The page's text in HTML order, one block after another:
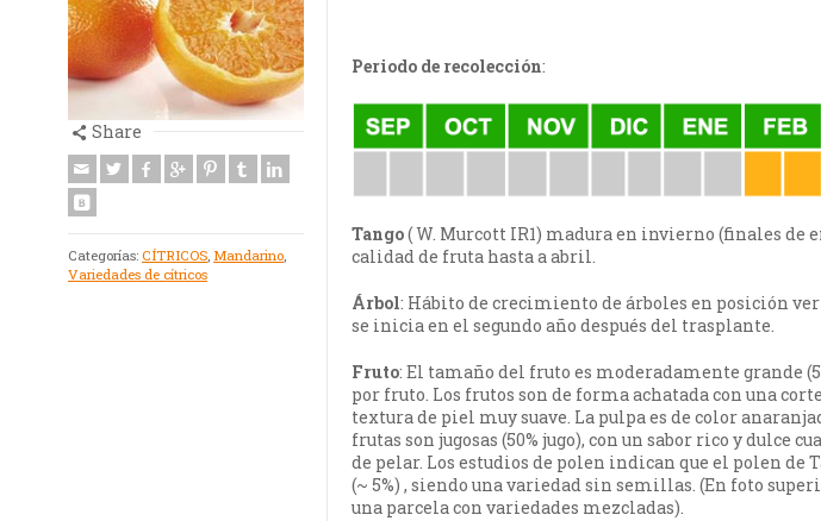
Share
Categorías: CÍTRICOS Mandarino
Variedades de cítricos
Periodo de recolección:
Tango( W. Murcott IR1) madura en invierno (finales de
calidad de fruta hasta a abril.
Árbol: Hábito de crecimiento de árboles en posición
se inicia en el segundo año después del trasplante.
Fruto: El tamaño del fruto es moderadamente grande
por fruto. Los frutos son de forma achatada con una
textura de piel muy suave. La pulpa es de color
frutas son jugosas (50% jugo), con un sabor rico y dulce
de pelar. Los estudios de polen indican que el polen
(~ 5%) , siendo una variedad sin semillas. (En foto
una parcela con variedades mezcladas).